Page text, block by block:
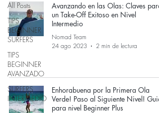
All Posts
TIPS
BEGINNER
SURFERS
TIPS
BEGINNER
AVANZADO
SURFERS
INTERMEDIO
Avanzando en las Olas: Claves para
un Take-Off Exitoso en Nivel
Intermedio
Nomad Team
24 ago 2023
2 min de lectura
Enhorabuena por la Primera Ola
Verde! Paso al Siguiente Nivel! Guia
para nivel Beginner Plus